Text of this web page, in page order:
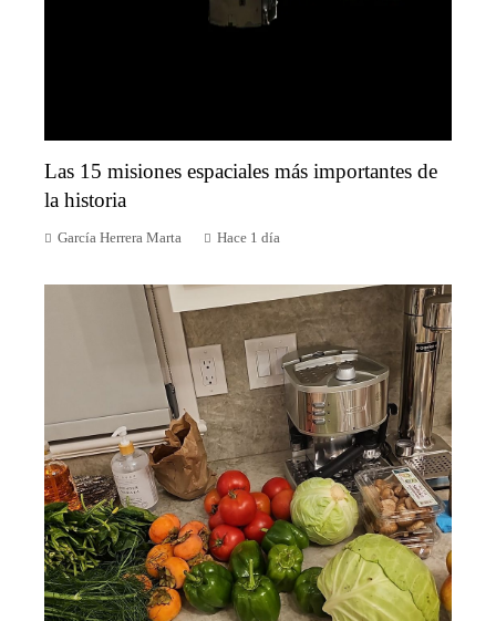
Las 15 misiones espaciales más importantes de
la historia
García Herrera Marta Hace 1 día